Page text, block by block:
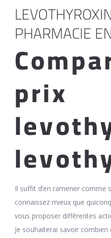
PHARMACIE
prix
Il suffit d’en ramener comme
connaissez mieux que
vous proposer différentes
Je souhaiterai savoir combien